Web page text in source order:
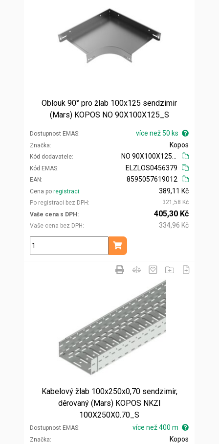
Oblouk 90° pro žlab 100x125 sendzimir
(Mars) KOPOS NO 90X100X125_S
Dostupnost EMAS více než 50 ks
Značka
Kód dodavatele
Kopos
Kód EMAS
EAN
ELZLOS0456379
8595057619012
Cena po registraci
Po registraci bez DPH
389,11 Kč
321,58 Kč
Vaše cena s DPH
Vaše cena bez DPH
405,30 Kč
334,96 Kč
ks
Přidat do košíku
Kabelový žlab 100x250x0,70 sendzimir,
děrovaný (Mars) KOPOS NKZI
100X250X0.70_S
Dostupnost EMAS více než 400 m
Značka
Kopos